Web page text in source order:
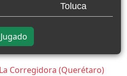
Toluca
Jugado
Corregidora (Querétaro)